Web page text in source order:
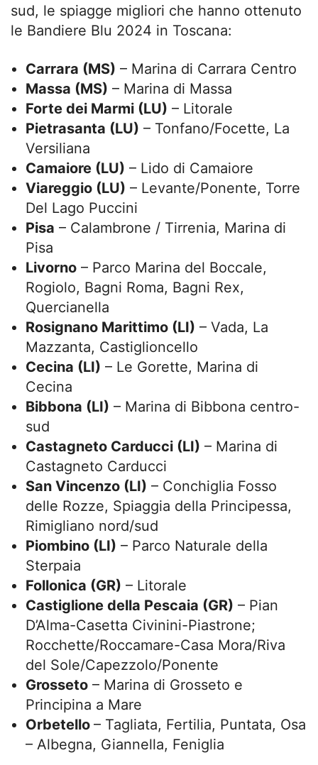
sud, le spiagge migliori che hanno ottenuto
le Bandiere Blu 2024 in Toscana:
Carrara (MS) – Marina di Carrara Centro
Massa (MS) – Marina di Massa
Forte dei Marmi (LU) – Litorale
Pietrasanta (LU) – Tonfano/Focette, La
Versiliana
Camaiore (LU) – Lido di Camaiore
Viareggio (LU) – Levante/Ponente, Torre
Del Lago Puccini
Pisa – Calambrone / Tirrenia, Marina di
Pisa
Livorno – Parco Marina del Boccale,
Rogiolo, Bagni Roma, Bagni Rex,
Quercianella
Rosignano Marittimo (LI) – Vada, La
Mazzanta, Castiglioncello
Cecina (LI) – Le Gorette, Marina di
Cecina
Bibbona (LI) – Marina di Bibbona centro-
sud
Castagneto Carducci (LI) – Marina di
Castagneto Carducci
San Vincenzo (LI) – Conchiglia Fosso
delle Rozze, Spiaggia della Principessa,
Rimigliano nord/sud
Piombino (LI) – Parco Naturale della
Sterpaia
Follonica (GR) – Litorale
Castiglione della Pescaia (GR) – Pian
D’Alma-Casetta Civinini-Piastrone;
Rocchette/Roccamare-Casa Mora/Riva
del Sole/Capezzolo/Ponente
Grosseto – Marina di Grosseto e
Principina a Mare
Orbetello – Tagliata, Fertilia, Puntata, Osa
– Albegna, Giannella, Feniglia